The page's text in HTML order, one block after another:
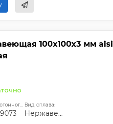
100х100х3 мм
Вес погонного метра, т.: Вид сплава:
Нержавеющая сталь